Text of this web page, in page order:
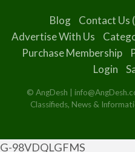
Blog Contact Us
Advertise With Us
Purchase Membership
Login
© AngDesh |
Classifieds, News &
G-98VDQLGFMS